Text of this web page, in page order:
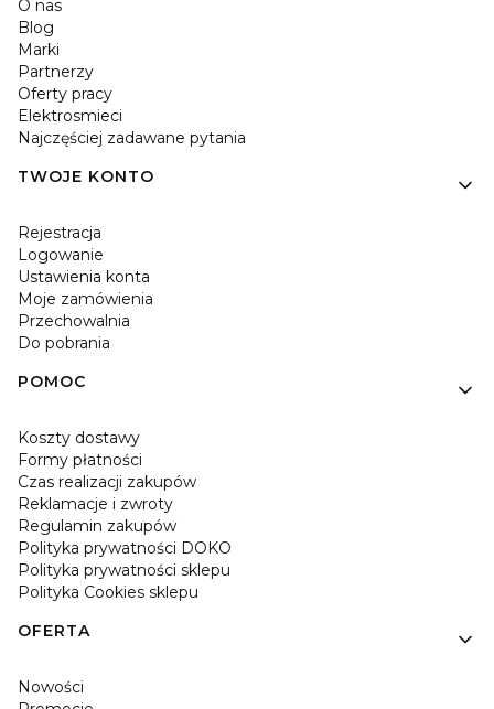
O nas
Blog
Marki
Partnerzy
Oferty pracy
Elektrosmieci
Najczęściej zadawane pytania
TWOJE KONTO
Rejestracja
Logowanie
Ustawienia konta
Moje zamówienia
Przechowalnia
Do pobrania
POMOC
Koszty dostawy
Formy płatności
Czas realizacji zakupów
Reklamacje i zwroty
Regulamin zakupów
Polityka prywatności DOKO
Polityka prywatności sklepu
Polityka Cookies sklepu
OFERTA
Nowości